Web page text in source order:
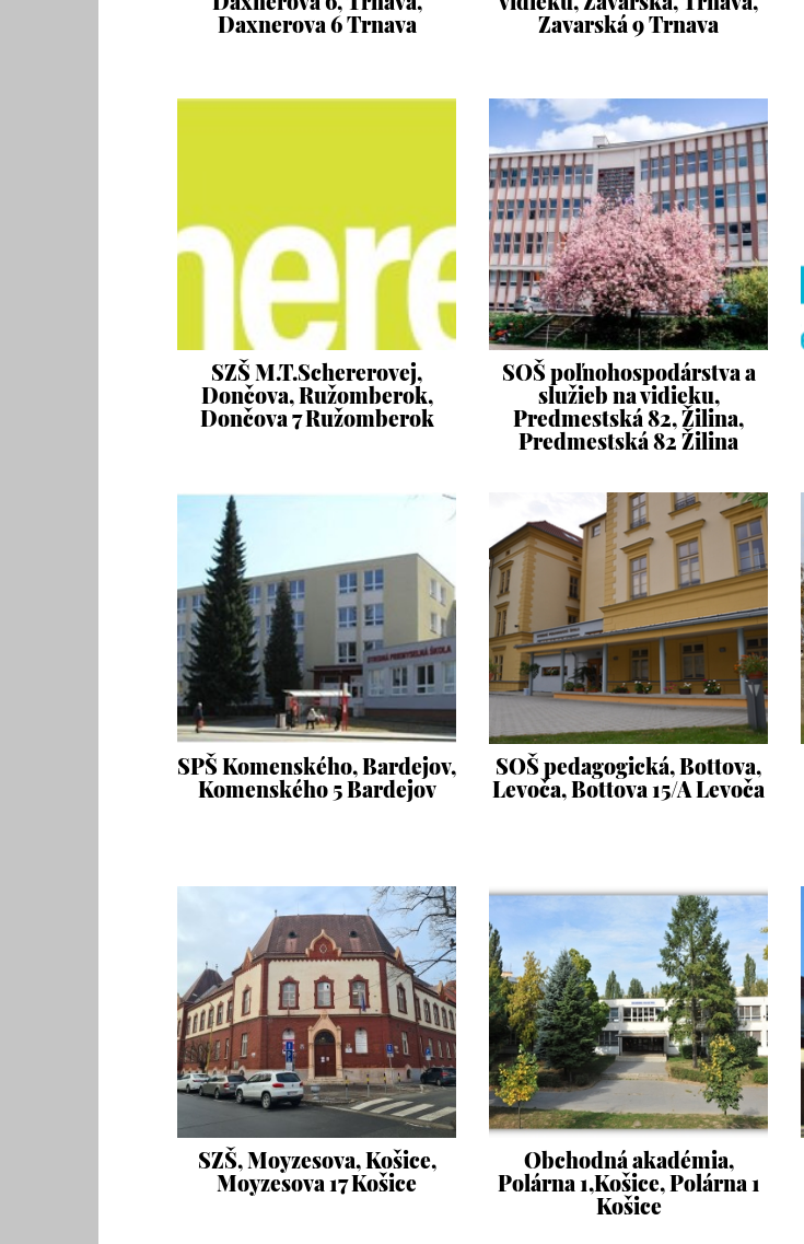
Daxnerova 6 Trnava
Zavarská 9 Trnava
SZŠ M.T.Schererovej,
Dončova, Ružomberok,
Dončova 7 Ružomberok
SOŠ poľnohospodárstva a
služieb na vidieku,
Predmestská 82, Žilina,
Predmestská 82 Žilina
SPŠ Komenského, Bardejov,
Komenského 5 Bardejov
SOŠ pedagogická, Bottova,
Levoča, Bottova 15/A Levoča
SZŠ, Moyzesova, Košice,
Moyzesova 17 Košice
Obchodná akadémia,
Polárna 1,Košice, Polárna 1
Košice